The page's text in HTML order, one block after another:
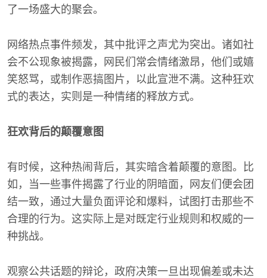
了一场盛大的聚会。
网络热点事件频发，其中批评之声尤为突出。诸如社
会不公现象被揭露，网民们常会情绪激昂，他们或嬉
笑怒骂，或制作恶搞图片，以此宣泄不满。这种狂欢
式的表达，实则是一种情绪的释放方式。
狂欢背后的颠覆意图
有时候，这种热闹背后，其实暗含着颠覆的意图。比
如，当一些事件揭露了行业的阴暗面，网友们便会团
结一致，通过大量负面评论和爆料，试图打击那些不
合理的行为。这实际上是对既定行业规则和权威的一
种挑战。
观察公共话题的辩论，政府决策一旦出现偏差或未达